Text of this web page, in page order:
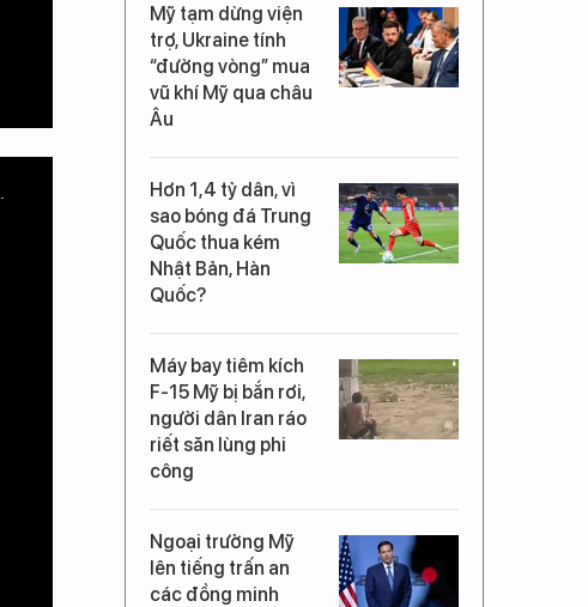
Mỹ tạm dừng viện
trợ, Ukraine tính
“đường vòng” mua
vũ khí Mỹ qua châu
Âu
Hơn 1,4 tỷ dân, vì
sao bóng đá Trung
Quốc thua kém
Nhật Bản, Hàn
Quốc?
Máy bay tiêm kích
F-15 Mỹ bị bắn rơi,
người dân Iran ráo
riết săn lùng phi
công
Ngoại trưởng Mỹ
lên tiếng trấn an
các đồng minh